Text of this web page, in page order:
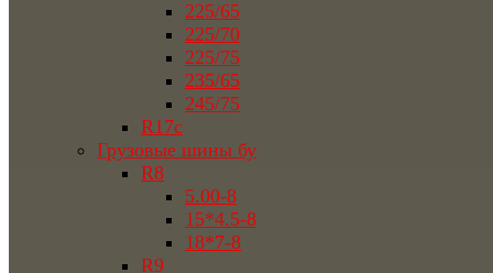
225/65
225/70
225/75
235/65
245/75
R17c
Грузовые шины бу
R8
5.00-8
15*4.5-8
18*7-8
R9